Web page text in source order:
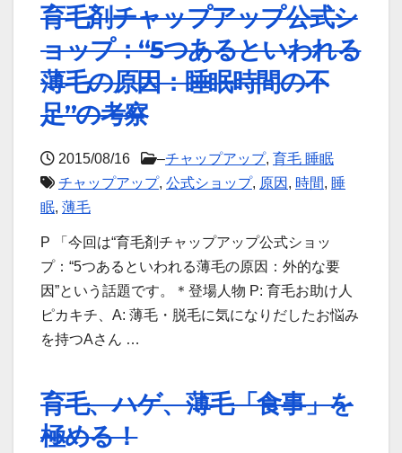
育毛剤チャップアップ公式シ
ョップ：“5つあるといわれる
薄毛の原因：睡眠時間の不
足”の考察
2015/08/16 –チャップアップ, 育毛 睡眠
チャップアップ, 公式ショップ, 原因 , 時間, 睡
眠, 薄毛
P 「今回は“育毛剤チャップアップ公式ショッ
プ：“5つあるといわれる薄毛の原因：外的な要
因”という話題です。＊登場人物 P: 育毛お助け人
ピカキチ、A: 薄毛・脱毛に気になりだしたお悩み
を持つAさん …
育毛、ハゲ、薄毛「食事」を
極める！